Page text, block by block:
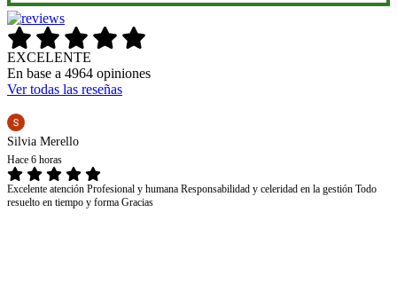
EXCELENTE
En base a 4964 opiniones
Ver todas las reseñas
Silvia Merello
Hace 6 horas
Excelente atención Profesional y humana Responsabilidad y celeridad en la gestión Todo
resuelto en tiempo y forma Gracias